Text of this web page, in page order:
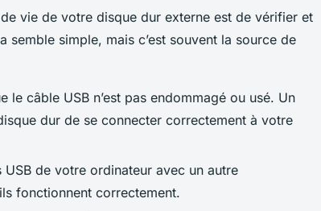
vie de votre disque dur externe est de vérifier et
simple, mais c’est souvent la source de
le câble USB n’est pas endommagé ou usé. Un
dur de se connecter correctement à votre
USB de votre ordinateur avec un autre
fonctionnent correctement.